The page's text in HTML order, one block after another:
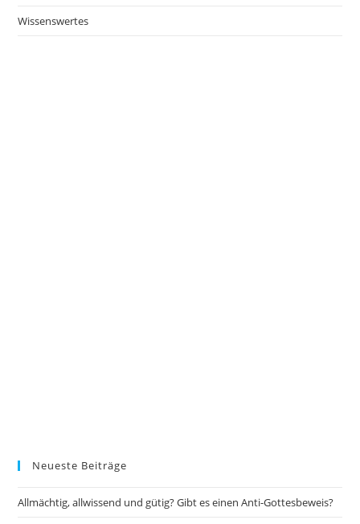
Wissenswertes
Neueste Beiträge
Allmächtig, allwissend und gütig? Gibt es einen Anti-Gottesbeweis?